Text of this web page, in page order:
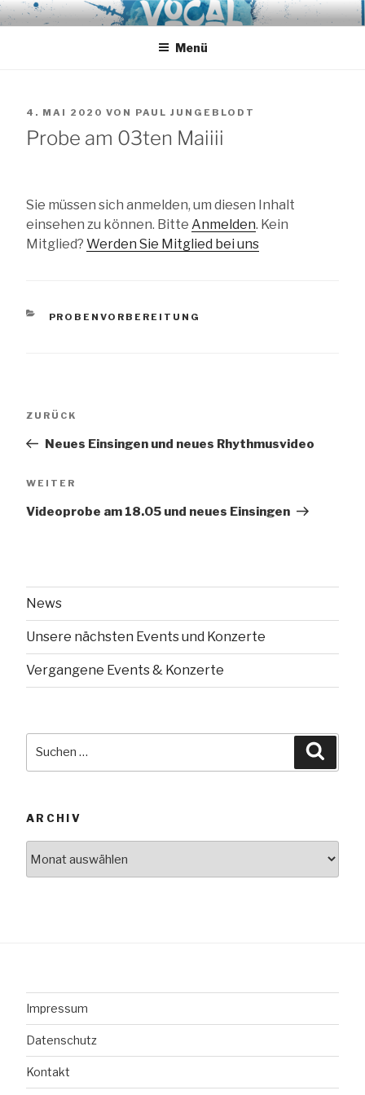
Zum
InhaltVOCAL EXPRESS
A-Cappella aus Hamburg
Menü
VERÖFFENTLICHT
AM
4. MAI 2020 VON PAUL JUNGEBLODT
Probe am 03ten Maiiii
Sie müssen sich anmelden, um diesen Inhalt
einsehen zu können. Bitte Anmelden. Kein
Mitglied? Werden Sie Mitglied bei uns
KATEGORIEN
PROBENVORBEREITUNG
Vorheriger
ZURÜCK
Neues Einsingen und neues Rhythmusvideo
Nächster
WEITER
Videoprobe am 18.05 und neues Einsingen
News
Unsere nächsten Events und Konzerte
Vergangene Events & Konzerte
nach:
ARCHIV
Impressum
Datenschutz
Kontakt